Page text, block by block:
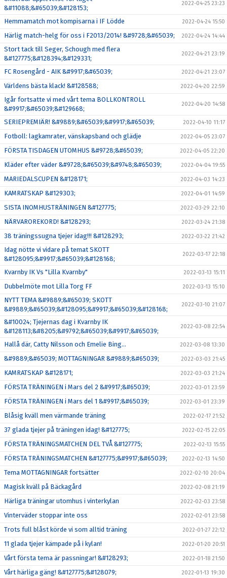
&#11088;&#65039;&#128153;
2022-04-25 23:23
Hemmamatch mot kompisarna i IF Lödde 2022-04-24 15:50
Härlig match-helg för oss i F2013/2014! &#9728;&#65039; 2022-04-24 14:44
Stort tack till Seger, Schough med flera
&#127775;&#128394;&#129331;
2022-04-21 23:19
FC Rosengård - AIK &#9917;&#65039; 2022-04-21 23:07
Världens bästa klack! &#128588; 2022-04-20 22:59
Igår fortsatte vi med vårt tema BOLLKONTROLL
&#9917;&#65039;&#129668;
2022-04-20 14:58
SERIEPREMIÄR! &#9889;&#65039;&#9917;&#65039; 2022-04-10 11:17
Fotboll: lagkamrater, vänskapsband och glädje 2022-04-05 23:07
FÖRSTA TISDAGEN UTOMHUS &#9728;&#65039; 2022-04-05 22:20
Kläder efter väder &#9728;&#65039;&#9748;&#65039; 2022-04-04 19:55
MARIEDALSCUPEN &#128171; 2022-04-03 14:23
KAMRATSKAP &#129303; 2022-04-01 14:59
SISTA INOMHUSTRÄNINGEN &#127775; 2022-03-29 22:10
NÄRVAROREKORD! &#128293; 2022-03-24 21:38
38 träningssugna tjejer idag!!! &#128293; 2022-03-22 21:42
Idag nötte vi vidare på temat SKOTT
&#128095;&#9917;&#65039;&#128168;
2022-03-17 22:18
Kvarnby IK Vs "Lilla Kvarnby" 2022-03-13 15:11
Dubbelmöte mot Lilla Torg FF 2022-03-13 15:10
NYTT TEMA &#9889;&#65039; SKOTT
&#9889;&#65039;&#128095;&#9917;&#65039;&#128168;
2022-03-10 21:07
&#10024; Tjejernas dag i Kvarnby IK
&#128113;&#8205;&#9792;&#65039;&#9917;&#65039;
2022-03-08 22:54
Hallå där, Catty Nilsson och Emelie Bing… 2022-03-08 13:30
&#9889;&#65039; MOTTAGNINGAR &#9889;&#65039; 2022-03-03 21:45
KAMRATSKAP &#128171; 2022-03-03 21:24
FÖRSTA TRÄNINGEN i Mars del 2 &#9917;&#65039; 2022-03-01 23:59
FÖRSTA TRÄNINGEN i Mars del 1 &#9917;&#65039; 2022-03-01 23:39
Blåsig kväll men värmande träning 2022-02-17 21:52
37 glada tjejer på träningen idag! &#127775; 2022-02-15 22:05
FÖRSTA TRÄNINGSMATCHEN DEL TVÅ &#127775; 2022-02-13 15:55
FÖRSTA TRÄNINGSMATCHEN &#127775;&#9917;&#65039; 2022-02-13 14:50
Tema MOTTAGNINGAR fortsätter 2022-02-10 20:04
Magisk kväll på Bäckagård 2022-02-08 21:19
Härliga träningar utomhus i vinterkylan 2022-02-03 23:58
Vinterväder stoppar inte oss 2022-02-01 23:58
Trots full blåst körde vi som alltid träning 2022-01-27 22:12
11 glada tjejer kämpade på i kylan! 2022-01-20 20:51
Vårt första tema är passningar! &#128293; 2022-01-18 21:50
Vårt härliga gäng! &#127775;&#128079; 2022-01-13 19:30